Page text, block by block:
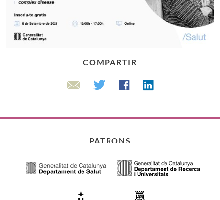
COMPARTIR
Email Twitter FacebookLinkedin
PATRONS